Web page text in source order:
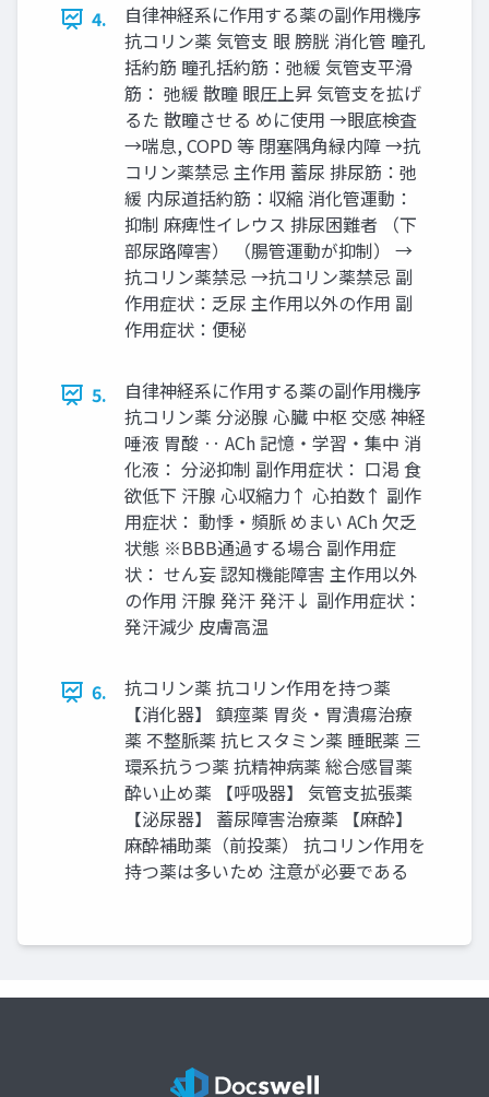
4.
自律神経系に作用する薬の副作用機序
抗コリン薬 気管支 眼 膀胱 消化管 瞳孔
括約筋 瞳孔括約筋：弛緩 気管支平滑
筋： 弛緩 散瞳 眼圧上昇 気管支を拡げ
るた 散瞳させる めに使用 →眼底検査
→喘息, COPD 等 閉塞隅角緑内障 →抗
コリン薬禁忌 主作用 蓄尿 排尿筋：弛
緩 内尿道括約筋：収縮 消化管運動：
抑制 麻痺性イレウス 排尿困難者 （下
部尿路障害） （腸管運動が抑制） →
抗コリン薬禁忌 →抗コリン薬禁忌 副
作用症状：乏尿 主作用以外の作用 副
作用症状：便秘
5.
自律神経系に作用する薬の副作用機序
抗コリン薬 分泌腺 心臓 中枢 交感 神経
唾液 胃酸 ‥ ACh 記憶・学習・集中 消
化液： 分泌抑制 副作用症状： 口渇 食
欲低下 汗腺 心収縮力↑ 心拍数↑ 副作
用症状： 動悸・頻脈 めまい ACh 欠乏
状態 ※BBB通過する場合 副作用症
状： せん妄 認知機能障害 主作用以外
の作用 汗腺 発汗 発汗↓ 副作用症状：
発汗減少 皮膚高温
6.
抗コリン薬 抗コリン作用を持つ薬
【消化器】 鎮痙薬 胃炎・胃潰瘍治療
薬 不整脈薬 抗ヒスタミン薬 睡眠薬 三
環系抗うつ薬 抗精神病薬 総合感冒薬
酔い止め薬 【呼吸器】 気管支拡張薬
【泌尿器】 蓄尿障害治療薬 【麻酔】
麻酔補助薬（前投薬） 抗コリン作用を
持つ薬は多いため 注意が必要である